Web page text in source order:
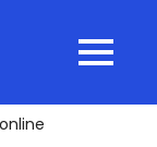
MENU